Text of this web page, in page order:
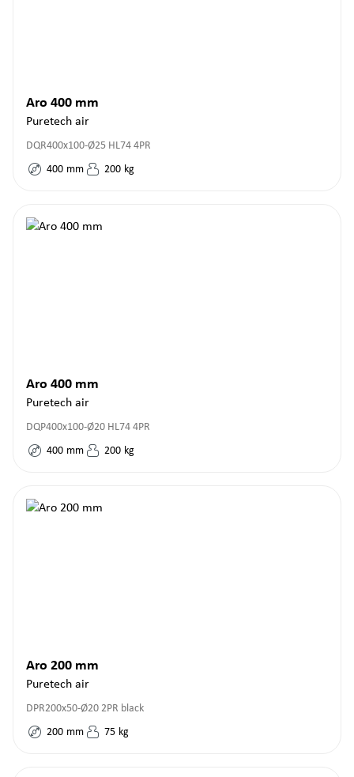
Aro 400 mm
Puretech air
DQR400x100-Ø25 HL74 4PR
400 mm 200 kg
Aro 400 mm
Puretech air
DQP400x100-Ø20 HL74 4PR
400 mm 200 kg
Aro 200 mm
Puretech air
DPR200x50-Ø20 2PR black
200 mm 75 kg